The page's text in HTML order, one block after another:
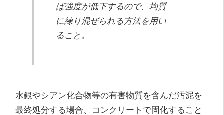
ば強度が低下するので、均質
に練り混ぜられる方法を用い
ること。
水銀やシアン化合物等の有害物質を含んだ汚泥を
最終処分する場合、コンクリートで固化すること